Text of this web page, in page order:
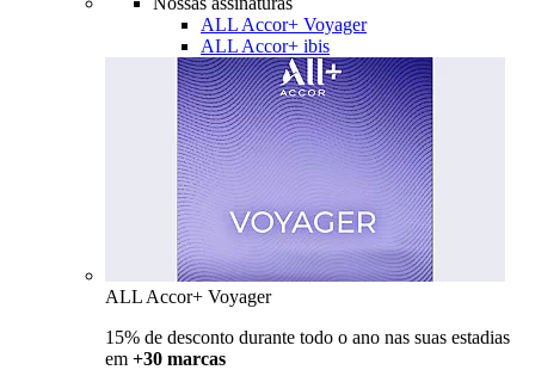
ALL Accor+ Voyager
ALL Accor+ ibis
ALL Accor+ Voyager
15% de desconto durante todo o ano nas suas estadias
em +30 marcas